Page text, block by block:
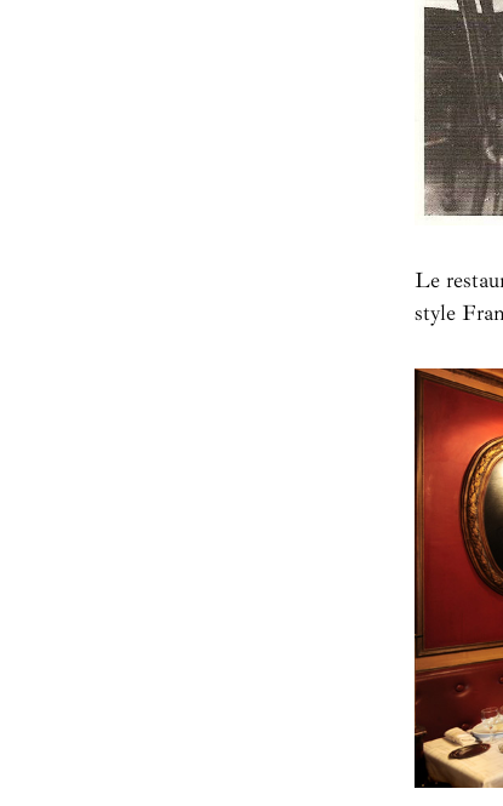
Le
style